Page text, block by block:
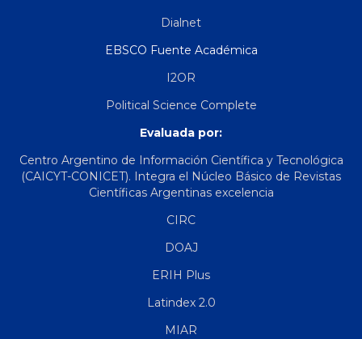
Dialnet
EBSCO Fuente Académica
I2OR
Political Science Complete
Evaluada por:
Centro Argentino de Información Científica y Tecnológica
(CAICYT-CONICET). Integra el Núcleo Básico de Revistas
Científicas Argentinas excelencia
CIRC
DOAJ
ERIH Plus
Latindex 2.0
MIAR